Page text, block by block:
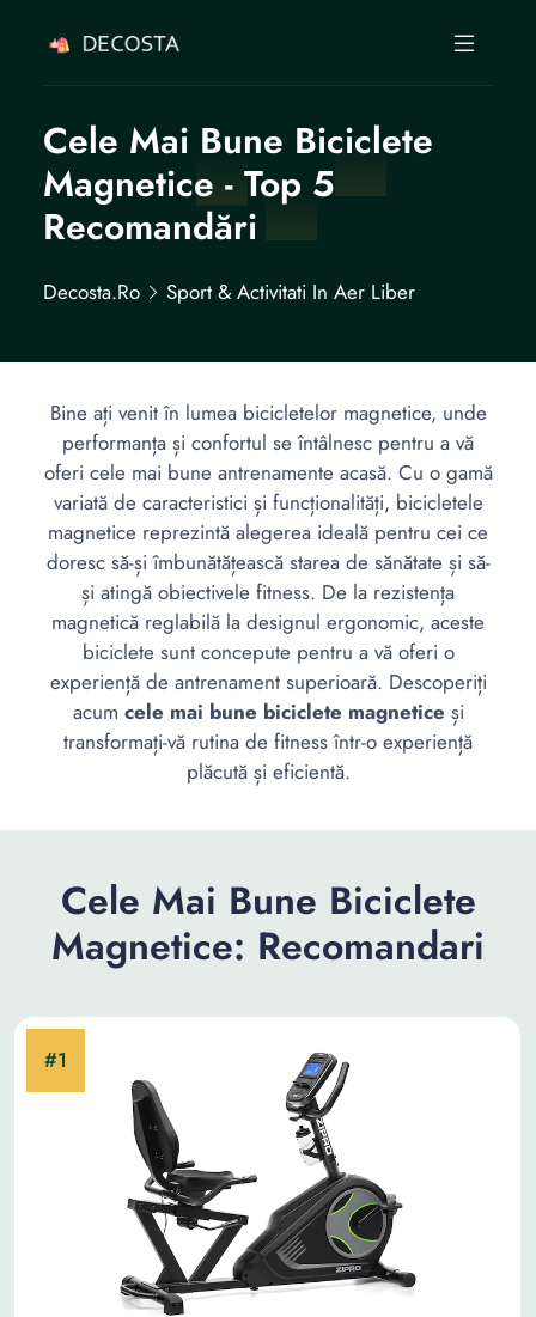
Cele Mai Bune Biciclete
Magnetice - Top 5
Recomandări
Decosta.ro Sport & Activitati In Aer Liber
Bine ați venit în lumea bicicletelor magnetice, unde
performanța și confortul se întâlnesc pentru a vă
oferi cele mai bune antrenamente acasă. Cu o gamă
variată de caracteristici și funcționalități, bicicletele
magnetice reprezintă alegerea ideală pentru cei ce
doresc să-și îmbunătățească starea de sănătate și să-
și atingă obiectivele fitness. De la rezistența
magnetică reglabilă la designul ergonomic, aceste
biciclete sunt concepute pentru a vă oferi o
experiență de antrenament superioară. Descoperiți
acum cele mai bune biciclete magnetice și
transformați-vă rutina de fitness într-o experiență
plăcută și eficientă.
Cele Mai Bune Biciclete
Magnetice: Recomandari